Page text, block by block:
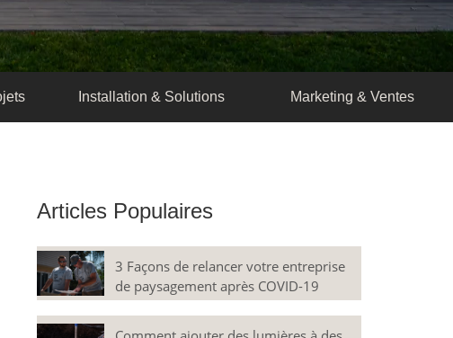
Installation & Solutions Marketing & Ventes
Articles Populaires
3 Façons de relancer votre entreprise
de paysagement après COVID-19